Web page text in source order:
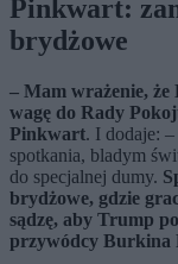
Pinkwart:
brydżowe
– Mam wrażenie,
wagę do Rady
Pinkwart. I dodaje:
spotkania, bladym
do specjalnej dumy.
brydżowe, gdzie
sądzę, aby Trump
przywódcy Burkina